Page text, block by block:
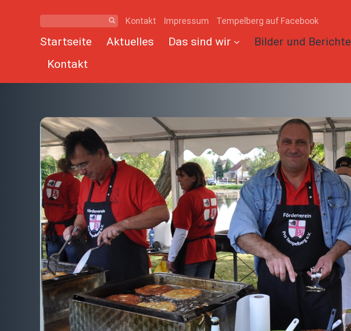
Kontakt Impressum Tempelberg auf Facebook
Startseite Aktuelles Das sind wir Bilder und Berichte
Kontakt